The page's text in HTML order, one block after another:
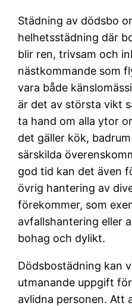
Städning av dödsbo
helhetsstädning där
blir ren, trivsam och
nästkommande som
vara både
är det av största vikt
ta hand om alla ytor
det gäller kök,
särskilda
god tid kan det även
övrig hantering av
förekommer, som
avfallshantering eller
bohag och dylikt.
Dödsbostädning kan
utmanande uppgift
avlidna personen. Att